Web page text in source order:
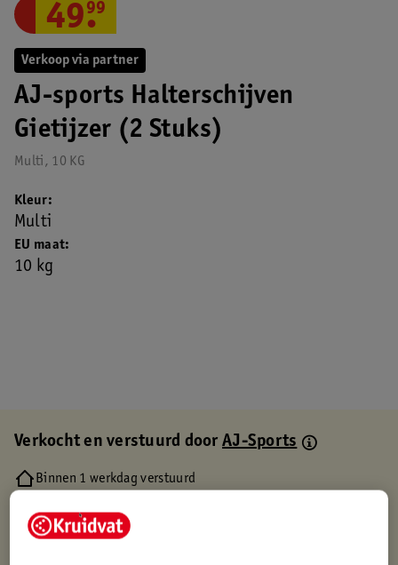
Verkoop via partner
AJ-sports Halterschijven
Gietijzer (2 Stuks)
Multi, 10 KG
49.
99
EU maat
10 kg
Kleur
Multi
Verkocht en verstuurd doorAJ-Sports
Binnen 1 werkdag verstuurd
Gratis retourneren via verkooppartner.
Gratis punten met je Kruidvat kaart